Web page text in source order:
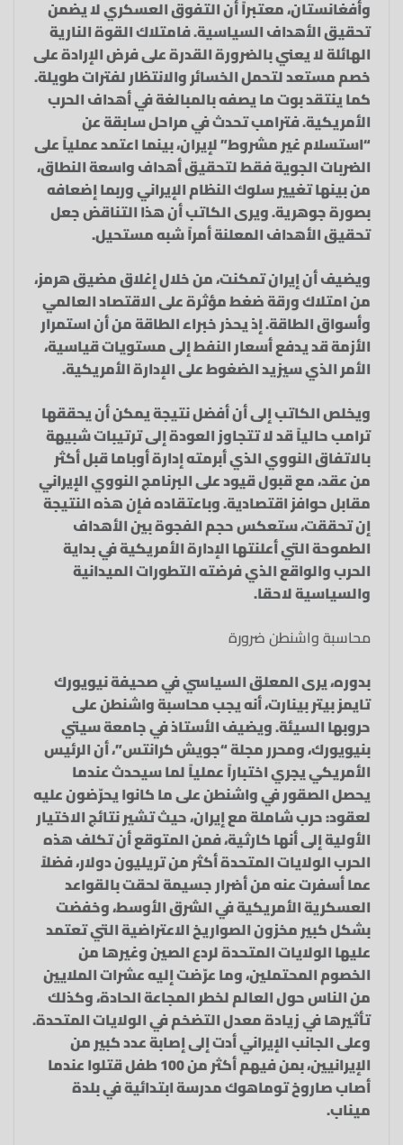
وأفغانستان، معتبراً أن التفوق العسكري لا يضمن
تحقيق الأهداف السياسية. فامتلاك القوة النارية
الهائلة لا يعني بالضرورة القدرة على فرض الإرادة على
خصم مستعد لتحمل الخسائر والانتظار لفترات طويلة.
كما ينتقد بوت ما يصفه بالمبالغة في أهداف الحرب
الأمريكية. فترامب تحدث في مراحل سابقة عن
“استسلام غير مشروط” لإيران، بينما اعتمد عملياً على
الضربات الجوية فقط لتحقيق أهداف واسعة النطاق،
من بينها تغيير سلوك النظام الإيراني وربما إضعافه
بصورة جوهرية. ويرى الكاتب أن هذا التناقض جعل
تحقيق الأهداف المعلنة أمراً شبه مستحيل.
ويضيف أن إيران تمكنت، من خلال إغلاق مضيق هرمز،
من امتلاك ورقة ضغط مؤثرة على الاقتصاد العالمي
وأسواق الطاقة. إذ يحذر خبراء الطاقة من أن استمرار
الأزمة قد يدفع أسعار النفط إلى مستويات قياسية،
الأمر الذي سيزيد الضغوط على الإدارة الأمريكية.
ويخلص الكاتب إلى أن أفضل نتيجة يمكن أن يحققها
ترامب حالياً قد لا تتجاوز العودة إلى ترتيبات شبيهة
بالاتفاق النووي الذي أبرمته إدارة أوباما قبل أكثر
من عقد، مع قبول قيود على البرنامج النووي الإيراني
مقابل حوافز اقتصادية. وباعتقاده فإن هذه النتيجة
إن تحققت، ستعكس حجم الفجوة بين الأهداف
الطموحة التي أعلنتها الإدارة الأمريكية في بداية
الحرب والواقع الذي فرضته التطورات الميدانية
والسياسية لاحقا.
محاسبة واشنطن ضرورة
بدوره، يرى المعلق السياسي في صحيفة نيويورك
تايمز بيتر بينارت، أنه يجب محاسبة واشنطن على
حروبها السيئة. ويضيف الأستاذ في جامعة سيتي
بنيويورك، ومحرر مجلة “جويش كرانتس”، أن الرئيس
الأمريكي يجري اختباراً عملياً لما سيحدث عندما
يحصل الصقور في واشنطن على ما كانوا يحرّضون عليه
لعقود: حرب شاملة مع إيران، حيث تشير نتائج الاختيار
الأولية إلى أنها كارثية، فمن المتوقع أن تكلف هذه
الحرب الولايات المتحدة أكثر من تريليون دولار، فضلاً
عما أسفرت عنه من أضرار جسيمة لحقت بالقواعد
العسكرية الأمريكية في الشرق الأوسط، وخفضت
بشكل كبير مخزون الصواريخ الاعتراضية التي تعتمد
عليها الولايات المتحدة لردع الصين وغيرها من
الخصوم المحتملين، وما عرّضت إليه عشرات الملايين
من الناس حول العالم لخطر المجاعة الحادة، وكذلك
تأثيرها في زيادة معدل التضخم في الولايات المتحدة.
وعلى الجانب الإيراني أدت إلى إصابة عدد كبير من
الإيرانيين، بمن فيهم أكثر من 100 طفل قتلوا عندما
أصاب صاروخ توماهوك مدرسة ابتدائية في بلدة
ميناب.